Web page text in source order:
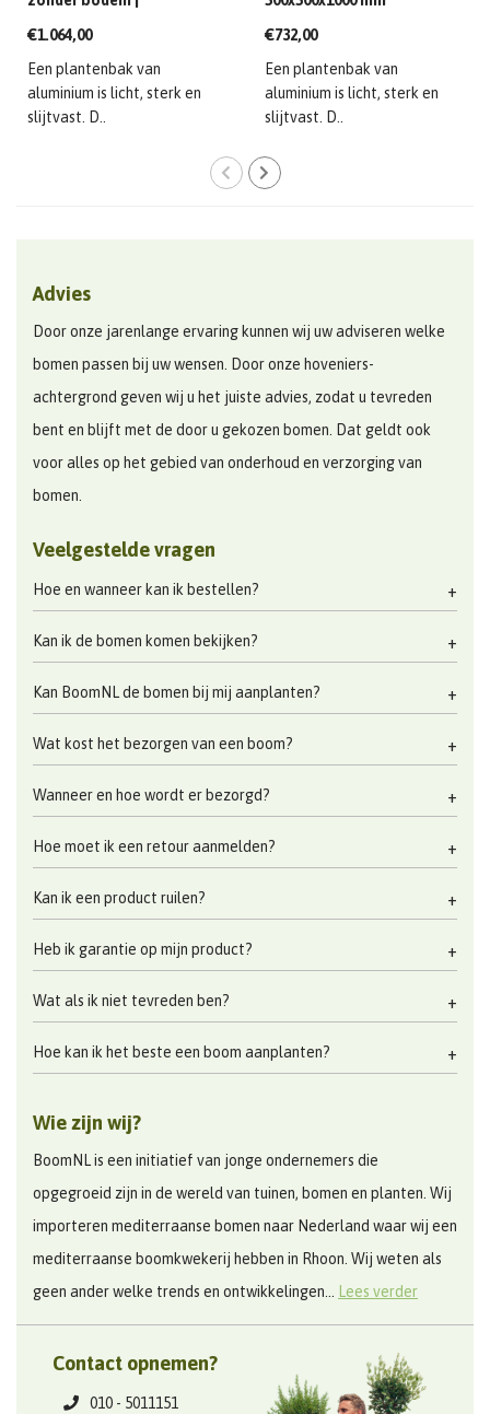
1200x1200x600 mm
€1.064,00
Een plantenbak van
aluminium is licht, sterk en
slijtvast. D..
€732,00
Een plantenbak van
aluminium is licht, sterk en
slijtvast. D..
Advies
Door onze jarenlange ervaring kunnen wij uw adviseren welke
bomen passen bij uw wensen. Door onze hoveniers-
achtergrond geven wij u het juiste advies, zodat u tevreden
bent en blijft met de door u gekozen bomen. Dat geldt ook
voor alles op het gebied van onderhoud en verzorging van
bomen.
Veelgestelde vragen
Hoe en wanneer kan ik bestellen?
Kan ik de bomen komen bekijken?
Kan BoomNL de bomen bij mij aanplanten?
Wat kost het bezorgen van een boom?
Wanneer en hoe wordt er bezorgd?
Hoe moet ik een retour aanmelden?
Kan ik een product ruilen?
Heb ik garantie op mijn product?
Wat als ik niet tevreden ben?
Hoe kan ik het beste een boom aanplanten?
Wie zijn wij?
BoomNL is een initiatief van jonge ondernemers die
opgegroeid zijn in de wereld van tuinen, bomen en planten. Wij
importeren mediterraanse bomen naar Nederland waar wij een
mediterraanse boomkwekerij hebben in Rhoon. Wij weten als
geen ander welke trends en ontwikkelingen... Lees verder
Contact opnemen?
010 - 5011151